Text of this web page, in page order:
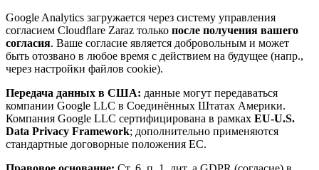
Google Analytics загружается через систему управления
согласием Cloudflare Zaraz только после получения вашего
согласия. Ваше согласие является добровольным и может
быть отозвано в любое время с действием на будущее (напр.,
через настройки файлов cookie).
Передача данных в США: данные могут передаваться
компании Google LLC в Соединённых Штатах Америки.
Компания Google LLC сертифицирована в рамках EU-U.S.
Data Privacy Framework; дополнительно применяются
стандартные договорные положения ЕС.